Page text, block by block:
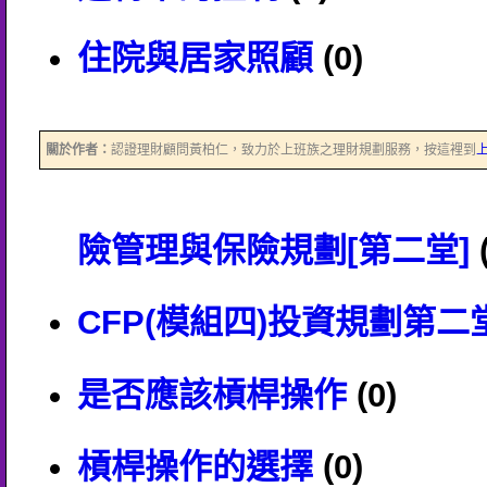
關於作者： 認證理財顧問黃柏仁，致力於上班族之理財規劃服務，按這裡到
住院與居家照顧 (0)
險管理與保險規劃[第二堂]
CFP(模組四)投資規劃第二
是否應該槓桿操作(0)
槓桿操作的選擇 (0)